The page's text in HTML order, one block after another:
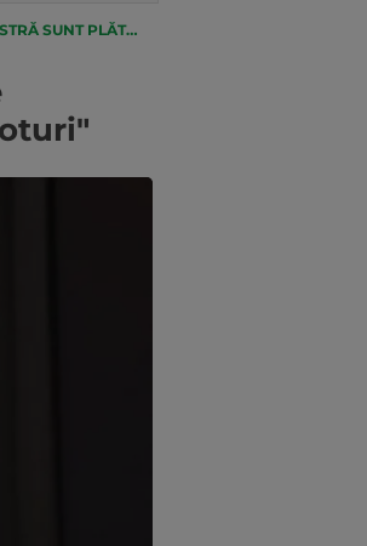
ORBAN VOTURI"